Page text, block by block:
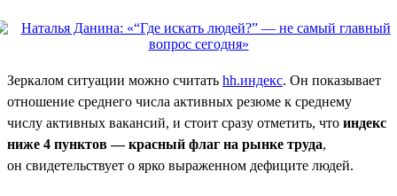
Зеркалом ситуации можно считать hh.индекс. Он показывает
отношение среднего числа активных резюме к среднему
числу активных вакансий, и стоит сразу отметить, что индекс
ниже 4 пунктов — красный флаг на рынке труда,
он свидетельствует о ярко выраженном дефиците людей.